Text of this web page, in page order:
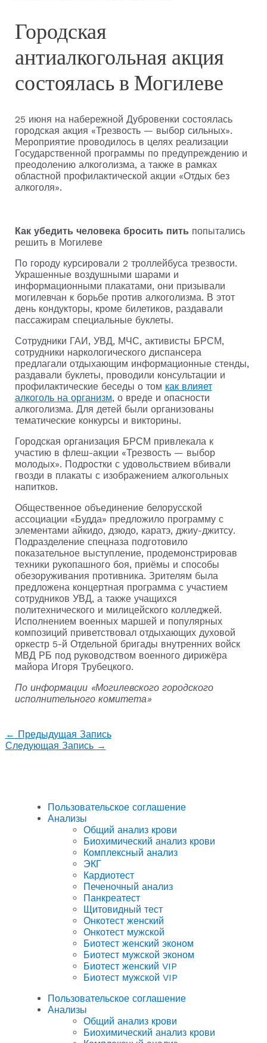
Городская
антиалкогольная акция
состоялась в Могилеве
25 июня на набережной Дубровенки состоялась
городская акция «Трезвость — выбор сильных».
Мероприятие проводилось в целях реализации
Государственной программы по предупреждению и
преодолению алкоголизма, а также в рамках
областной профилактической акции «Отдых без
алкоголя».
Как убедить человека бросить пить попытались
решить в Могилеве
По городу курсировали 2 троллейбуса трезвости.
Украшенные воздушными шарами и
информационными плакатами, они призывали
могилевчан к борьбе против алкоголизма. В этот
день кондукторы, кроме билетиков, раздавали
пассажирам специальные буклеты.
Сотрудники ГАИ, УВД, МЧС, активисты БРСМ,
сотрудники наркологического диспансера
предлагали отдыхающим информационные стенды,
раздавали буклеты, проводили консультации и
профилактические беседы о том как влияет
алкоголь на организм, о вреде и опасности
алкоголизма. Для детей были организованы
тематические конкурсы и викторины.
Городская организация БРСМ привлекала к
участию в флеш-акции «Трезвость — выбор
молодых». Подростки с удовольствием вбивали
гвозди в плакаты с изображением алкогольных
напитков.
Общественное объединение белорусской
ассоциации «Будда» предложило программу с
элементами айкидо, дзюдо, каратэ, джиу-джитсу.
Подразделение спецназа подготовило
показательное выступление, продемонстрировав
техники рукопашного боя, приёмы и способы
обезоруживания противника. Зрителям была
предложена концертная программа с участием
сотрудников УВД, а также учащихся
политехнического и милицейского колледжей.
Исполнением военных маршей и популярных
композиций приветствовал отдыхающих духовой
оркестр 5-й Отдельной бригады внутренних войск
МВД РБ под руководством военного дирижёра
майора Игоря Трубецкого.
По информации «Могилевского городского
исполнительного комитета»
← Предыдущая Запись
Следующая Запись →
Пользовательское соглашение
Анализы
Общий анализ крови
Биохимический анализ крови
Комплексный анализ
ЭКГ
Кардиотест
Печеночный анализ
Панкреатест
Щитовидный тест
Онкотест женский
Онкотест мужской
Биотест женский эконом
Биотест мужской эконом
Биотест женский VIP
Биотест мужской VIP
Пользовательское соглашение
Анализы
Общий анализ крови
Биохимический анализ крови